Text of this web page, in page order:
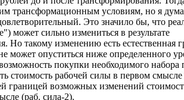
трансформационным условиям, но я
Это значило бы, что
может сильно измениться в результате
Но такому изменению есть естественная
может опуститься ниже определенного
покупки необходимого набора
стоимость рабочей силы в первом
границей возможных изменений
(раб. сила-2).